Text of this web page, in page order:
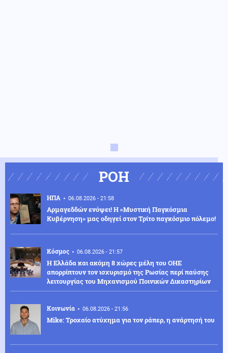
ΡΟΗ
ΗΠΑ 06.08.2026 - 21:58
Αρμαγεδδών ενόψει! Η «Μυστική Παγκόσμια
Κυβέρνηση» μας οδηγεί στον Τρίτο παγκόσμιο πόλεμο!
Κόσμος 06.08.2026 - 21:57
Η Ελλάδα και ακόμη 8 χώρες μέλη του ΟΗΕ
απορρίπτουν τον ισχυρισμό της Ρωσίας περί παύσης
λειτουργίας του Μηχανισμού Ποινικών Δικαστηρίων
Κοινωνία 06.08.2026 - 21:56
Mike: Τροχαίο ατύχημα για τον ράπερ, η ανάρτησή του